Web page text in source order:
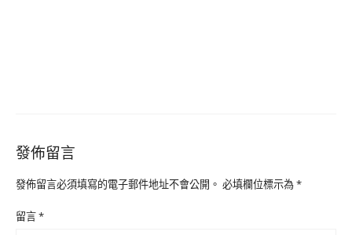
發佈留言
發佈留言必須填寫的電子郵件地址不會公開。 必填欄位標示為*
留言*